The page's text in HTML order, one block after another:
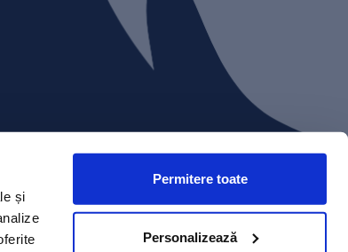
și
Permitere toate
Personalizează